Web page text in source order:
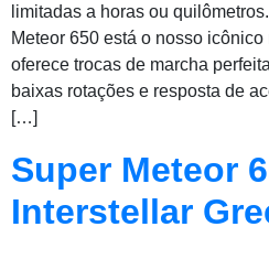
limitadas a horas ou
Meteor 650 está o nosso
oferece trocas de marcha
baixas rotações e resposta de
[…]
Super Meteor
Interstellar